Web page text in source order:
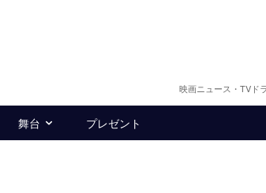
映画ニュース・TVド
舞台 プレゼント